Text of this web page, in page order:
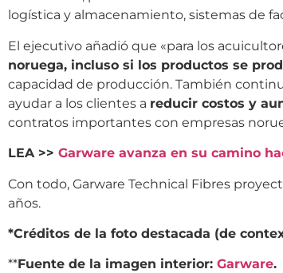
logística y almacenamiento, sistemas de
El ejecutivo añadió que «para los
noruega, incluso si los productos se
capacidad de producción. También
ayudar a los clientes a reducir costos y
contratos importantes con empresas
LEA >> Garware avanza en su camino
Con todo, Garware Technical Fibres
años.
*Créditos de la foto destacada (de
**Fuente de la imagen interior: Garware.